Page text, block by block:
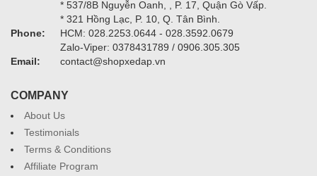
* 537/8B Nguyễn Oanh, , P. 17, Quận Gò Vấp.
* 321 Hồng Lạc, P. 10, Q. Tân Bình.
Phone:
HCM: 028.2253.0644 - 028.3592.0679
Zalo-Viper: 0378431789 / 0906.305.305
Email:
contact@shopxedap.vn
COMPANY
About Us
Testimonials
Terms & Conditions
Affiliate Program